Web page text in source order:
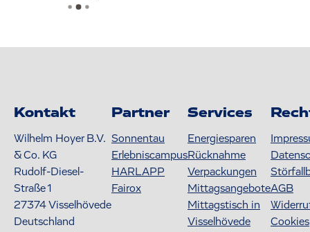
Kontakt
Wilhelm Hoyer B.V.
& Co. KG
Rudolf-Diesel-
Straße 1
27374Visselhövede
Deutschland
Partner
Sonnentau
Erlebniscampus
HARLAPP
Fairox
Services
Energiesparen
Rücknahme
Verpackungen
Mittagsangebote
Mittagstisch in
Visselhövede
AGB
Cookies